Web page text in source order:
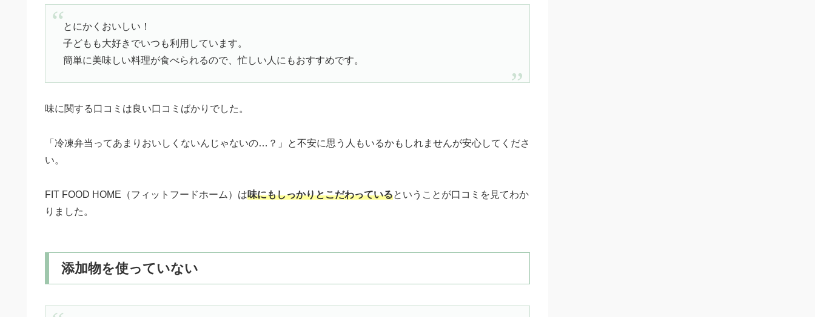
とにかくおいしい！
子どもも大好きでいつも利用しています。
簡単に美味しい料理が食べられるので、忙しい人にもおすすめです。
味に関する口コミは良い口コミばかりでした。
「冷凍弁当ってあまりおいしくないんじゃないの…？」と不安に思う人もいるかもしれませんが安心してくださ
い。
FIT FOOD HOME（フィットフードホーム）は味にもしっかりとこだわっているということが口コミを見てわか
りました。
添加物を使っていない